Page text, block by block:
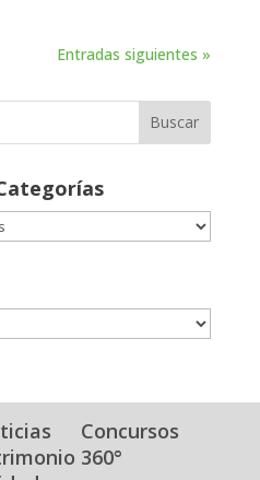
Entradas siguientes »
Concursos
360°